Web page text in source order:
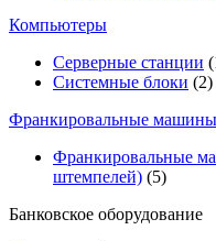
Компьютеры
Серверные станции
Системные блоки (2)
Франкировальные машины
Франкировальные
штемпелей) (5)
Банковское оборудование